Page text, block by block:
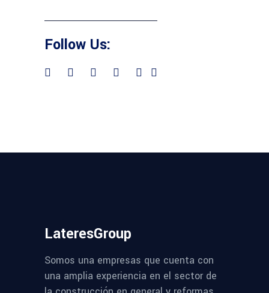
Follow Us:
LateresGroup
Somos una empresas que cuenta con
una amplia experiencia en el sector de